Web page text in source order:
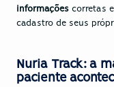
informações corretas
cadastro de seus
Nuria Track: a
paciente